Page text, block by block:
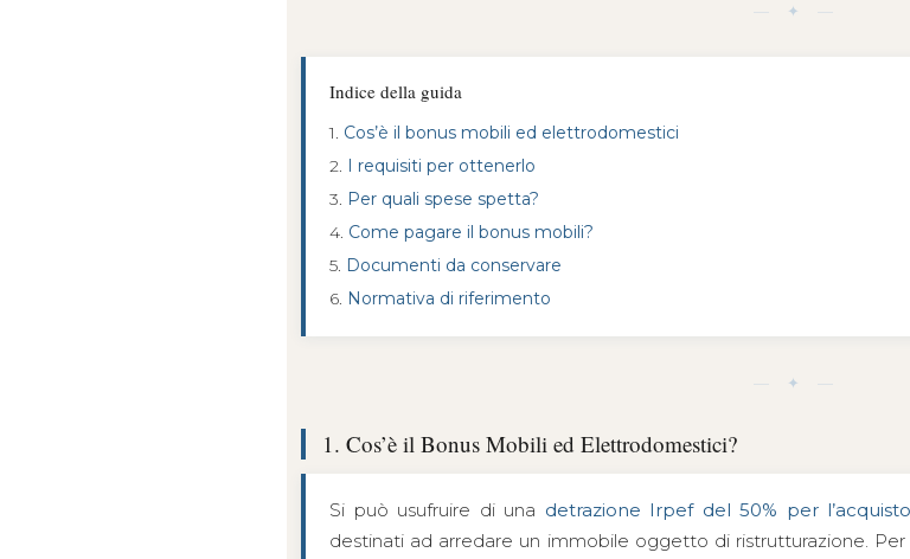
— ✦ —
Indice della guida
1. Cos’è il bonus mobili ed elettrodomestici
2. I requisiti per ottenerlo
3. Per quali spese spetta?
4. Come pagare il bonus mobili?
5. Documenti da conservare
6. Normativa di riferimento
— ✦ —
1. Cos’è il Bonus Mobili ed Elettrodomestici?
Si può usufruire di una detrazione Irpef del 50% per
destinati ad arredare un immobile oggetto di ristrutturazione.